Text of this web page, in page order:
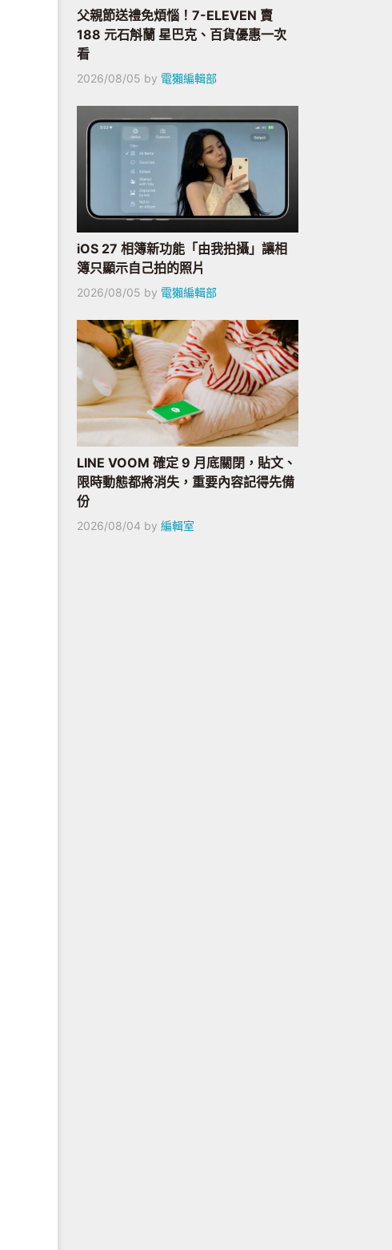
父親節送禮免煩惱！7-ELEVEN 賣
188 元石斛蘭 星巴克、百貨優惠一次
看
2026/08/05 by 電獺編輯部
iOS 27 相簿新功能「由我拍攝」讓相
簿只顯示自己拍的照片
2026/08/05 by 電獺編輯部
LINE VOOM 確定 9 月底關閉，貼文、
限時動態都將消失，重要內容記得先備
份
2026/08/04 by 編輯室